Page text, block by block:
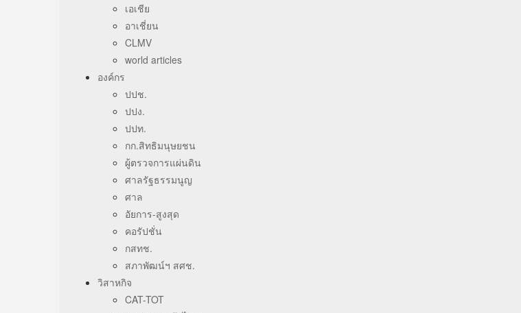
เอเชีย
อาเชี่ยน
CLMV
world articles
องค์กร
ปปช.
ปปง.
ปปท.
กก.สิทธิมนุษยชน
ผู้ตรวจการแผ่นดิน
ศาลรัฐธรรมนูญ
ศาล
อัยการ-สูงสุด
คอรัปชั่น
กสทช.
สภาพัฒน์ฯ สศช.
วิสาหกิจ
CAT-TOT